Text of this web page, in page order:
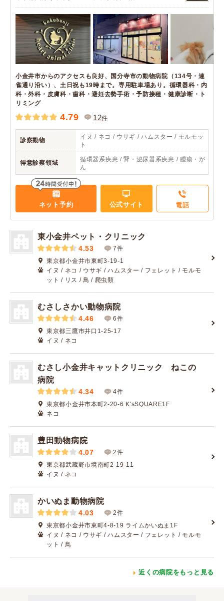
小金井市からのアクセスも良好、国分寺市の動物病院（134号・連
雀通り沿い）、土日祝も19時まで。専用駐車場あり。循環器科・内
科・外科・皮膚科・歯科・避妊去勢手術・予防接種・健康診断・ト
リミング
4.79 12件
診察動物
イヌ / ネコ / ウサギ / ハムスター / モルモッ
ト
得意診察領域
循環器系疾患 / 腎・泌尿器系疾患 / 腫瘍・が
ん
ネット予約 公式サイト 電話
東小金井ペット・クリニック
4.53
7件
東京都小金井市東町3-19-1
イヌ / ネコ / ウサギ / ハムスター / フェレット / モルモ
ット / リス / 鳥 / 爬虫類
むさしさかい動物病院
4.46
6件
東京都三鷹市井口1-25-17
イヌ / ネコ
むさし小金井キャットクリニック ねこの
病院
4.34
4件
東京都小金井市本町2-20-6 K'sSQUARE1F
ネコ
豊田動物病院
4.07
2件
東京都武蔵野市境南町2-19-11
イヌ / ネコ
かいぬま動物病院
4.03
2件
東京都小金井市東町4-8-19 ライムかいぬま1F
イヌ / ネコ / ウサギ / ハムスター / フェレット / モルモ
ット / 鳥
近くの病院をもっと見る